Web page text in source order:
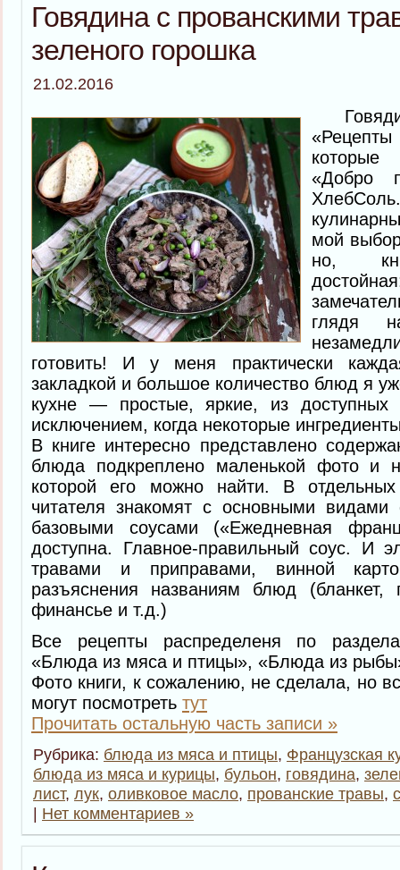
Говядина с прованскими
зеленого горошка
21.02.2016
«Добро
мой
но,
глядя
готовить! И у меня практически
закладкой и большое количество блюд я
кухне — простые, яркие, из доступных
исключением, когда некоторые
В книге интересно представлено
блюда подкреплено маленькой фото и
которой его можно найти. В
читателя знакомят с основными видами
базовыми соусами («Ежедневная
доступна. Главное-правильный соус. И
травами и приправами, винной
разъяснения названиям блюд (бланкет,
финансье и т.д.)
Все рецепты распределеня по
«Блюда из мяса и птицы», «Блюда из
Фото книги, к сожалению, не сделала, но
могут посмотреть тут
Прочитать остальную часть записи »
Рубрика: блюда из мяса и птицы, Французская
блюда из мяса и курицы, бульон, говядина,
лист, лук, оливковое масло, прованские травы,
| Нет комментариев »